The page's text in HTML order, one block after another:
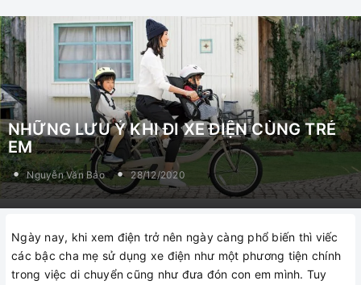
NHỮNG LƯU Ý KHI ĐI XE ĐIỆN CÙNG TRẺ
EM
Nguyễn Văn Bảo 28/12/2020
Ngày nay, khi xem điện trở nên ngày càng phổ biến thì viếc
các bậc cha mẹ sử dụng xe điện như một phương tiện chính
trong việc di chuyển cũng như đưa đón con em mình. Tuy